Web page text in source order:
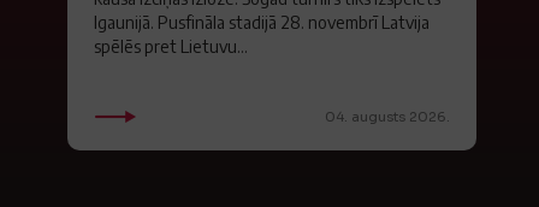
Igaunijā. Pusfināla stadijā 28. novembrī Latvija
spēlēs pret Lietuvu...
04. augusts 2026.